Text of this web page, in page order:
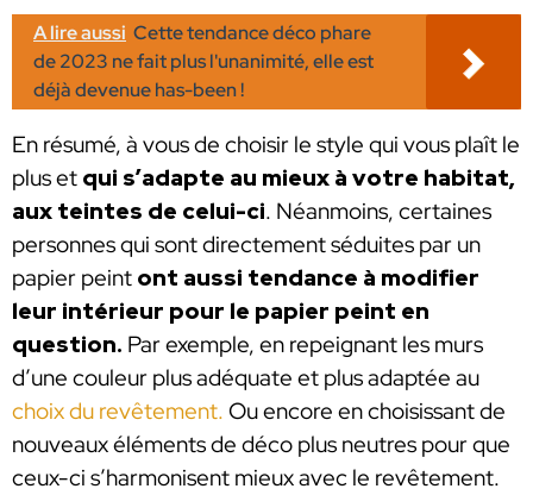
A lire aussi Cette tendance déco phare
de 2023 ne fait plus l'unanimité, elle est
déjà devenue has-been !
En résumé, à vous de choisir le style qui vous plaît le
plus et qui s’adapte au mieux à votre habitat,
aux teintes de celui-ci. Néanmoins, certaines
personnes qui sont directement séduites par un
papier peint ont aussi tendance à modifier
leur intérieur pour le papier peint en
question. Par exemple, en repeignant les murs
d’une couleur plus adéquate et plus adaptée au
choix du revêtement. Ou encore en choisissant de
nouveaux éléments de déco plus neutres pour que
ceux-ci s’harmonisent mieux avec le revêtement.